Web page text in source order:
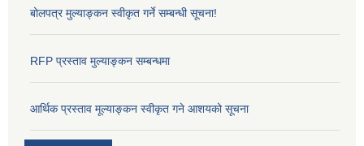
बोलपत्र मुल्याङ्कन स्वीकृत गर्ने सम्बन्धी सूचना!
RFP प्रस्ताव मुल्याङ्कन सम्बन्धमा
आर्थिक प्रस्ताव मूल्याङ्कन स्वीकृत गने आशयको सूचना